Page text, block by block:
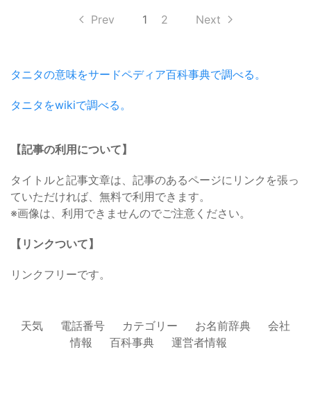
Prev 1 2 Next
タニタの意味をサードペディア百科事典で調べる。
タニタをwikiで調べる。
【記事の利用について】
タイトルと記事文章は、記事のあるページにリンクを張っ
ていただければ、無料で利用できます。
※画像は、利用できませんのでご注意ください。
【リンクついて】
リンクフリーです。
天気 電話番号 カテゴリー お名前辞典
会社
情報
百科事典 運営者情報